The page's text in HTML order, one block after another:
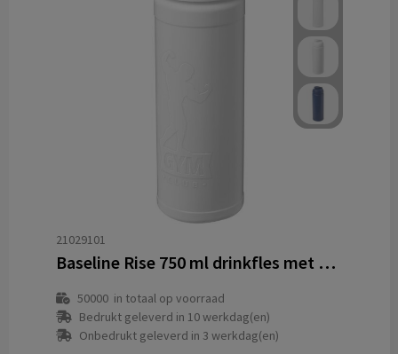
21029101
Baseline Rise 750 ml drinkfles met klapdeksel
50000in totaal op voorraad
Bedrukt geleverd in 10 werkdag(en)
Onbedrukt geleverd in 3 werkdag(en)